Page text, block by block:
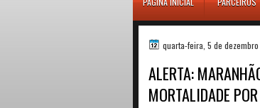
quarta-feira, 5 de
ALERTA:
MORTALIDADE